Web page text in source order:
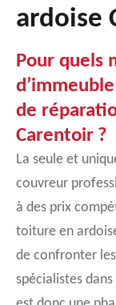
ardoise
Pour quels
de
Carentoir ?
La seule et
couvreur
à des prix
toiture en
de confronter
spécialistes